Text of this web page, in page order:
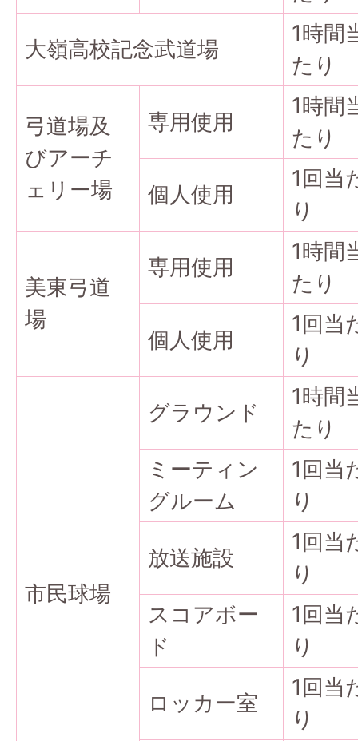
大嶺高校記念武道場
1時間
たり
弓道場及
びアーチ
ェリー場
専用使用
1時間
たり
個人使用
1回当
り
美東弓道
場
専用使用
1時間
たり
個人使用
1回当
り
市民球場
グラウンド
1時間
たり
ミーティン
グルーム
1回当
り
放送施設
1回当
り
スコアボー
ド
1回当
り
ロッカー室
1回当
り